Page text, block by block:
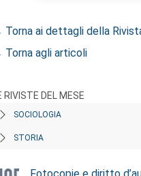
Torna ai dettagli della
Torna agli articoli
RIVISTE DEL MESE
SOCIOLOGIA
STORIA